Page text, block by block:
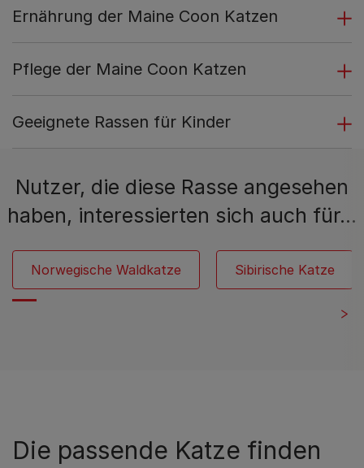
Ernährung der Maine Coon Katzen
Pflege der Maine Coon Katzen
Geeignete Rassen für Kinder
Nutzer, die diese Rasse angesehen
haben, interessierten sich auch für…
Norwegische Waldkatze Sibirische Katze
Die passende Katze finden